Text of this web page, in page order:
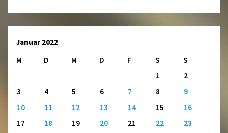
Januar 2022
M
D M D F S
S
1
2
3
4 5 6 7 8
9
10
11 12 13 14 15
16
17
18 19 20 21 22
23